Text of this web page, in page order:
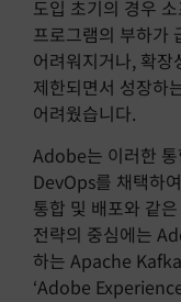
도입 초기의 경우
프로그램의 부하가
어려워지거나, 확장
제한되면서 성장하
어려웠습니다.
Adobe는 이러한 통
DevOps를 채택하
통합 및 배포와 같
전략의 중심에는
하는 Apache
‘Adobe